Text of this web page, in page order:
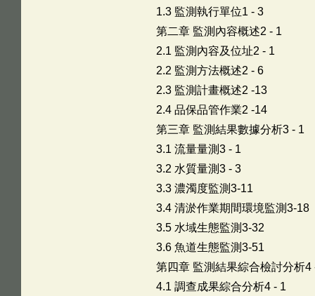
1.3 監測執行單位1 - 3
第二章 監測內容概述2 - 1
2.1 監測內容及位址2 - 1
2.2 監測方法概述2 - 6
2.3 監測計畫概述2 -13
2.4 品保品管作業2 -14
第三章 監測結果數據分析3 - 1
3.1 流量量測3 - 1
3.2 水質量測3 - 3
3.3 濃濁度監測3-11
3.4 清淤作業期間環境監測3-18
3.5 水域生態監測3-32
3.6 魚道生態監測3-51
第四章 監測結果綜合檢討分析4
4.1 調查成果綜合分析4 - 1